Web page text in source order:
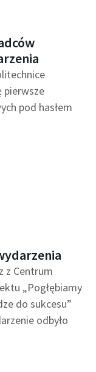
pierwsze
pod hasłem
z Centrum
„Pogłębiamy
do sukcesu”
odbyło
n
a